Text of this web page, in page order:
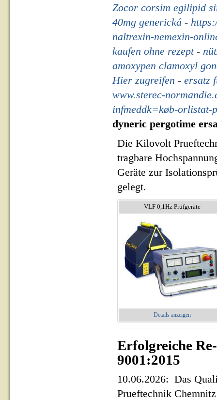
Zocor corsim egilipid
40mg generická -
naltrexin-nemexin-
kaufen ohne rezept-
amoxypen clamoxyl
Hier zugreifen - ersatz
www.sterec-
infmeddk=køb-orlistat-
dyneric pergotime
Die Kilovolt
tragbare
Geräte zur
gelegt.
VLF 0,1Hz Prüfgeräte
Details anzeigen
Erfolgreiche
9001:2015
10.06.2026: Das
Prueftechnik